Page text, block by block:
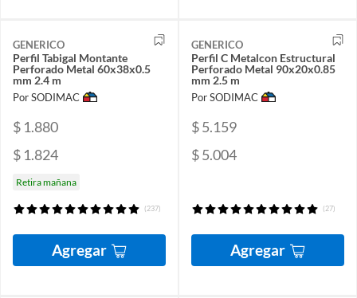
GENERICO
Perfil Tabigal Montante
Perforado Metal 60x38x0.5
mm 2.4 m
Por SODIMAC
$ 1.880
$ 1.824
Retira mañana
(237)
Agregar
GENERICO
Perfil C Metalcon Estructural
Perforado Metal 90x20x0.85
mm 2.5 m
Por SODIMAC
$ 5.159
$ 5.004
(27)
Agregar